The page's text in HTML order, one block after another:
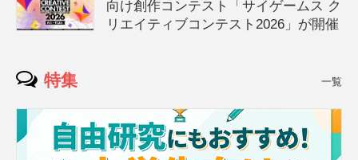
向け創作コンテスト「サイゲームス ク
リエイティブコンテスト2026」が開催
特集 一覧